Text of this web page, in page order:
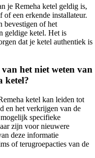
je Remeha ketel geldig is,
of een erkende installateur.
bevestigen of het
geldige ketel. Het is
dat je ketel authentiek is
het niet weten van
ketel?
ketel kan leiden tot
en het verkrijgen van de
specifieke
zijn voor nieuwere
deze informatie
of terugroepacties van de